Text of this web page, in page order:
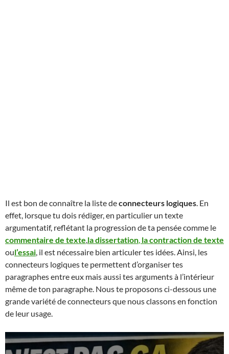
Il est bon de connaître la liste deconnecteurs logiques. En
effet, lorsque tu dois rédiger, en particulier un texte
argumentatif, reflétant la progression de ta pensée comme le
commentaire de texte,ladissertation, la contraction de texte
oul’essai, il est nécessaire bien articuler tes idées. Ainsi, les
connecteurs logiques te permettent d’organiser tes
paragraphes entre eux mais aussi tes arguments à l’intérieur
même de ton paragraphe. Nous te proposons ci-dessous une
grande variété de connecteurs que nous classons en fonction
de leur usage.